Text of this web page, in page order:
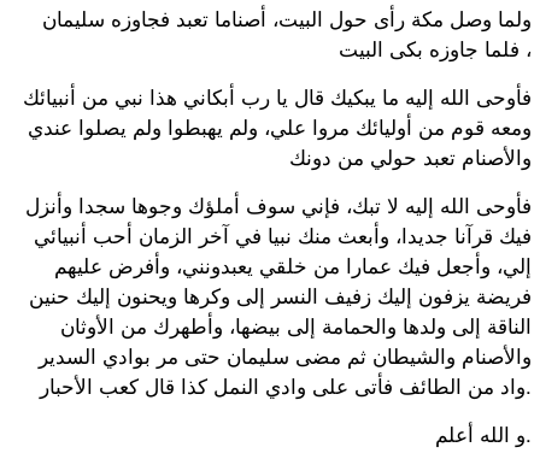
ﻭﻟﻤﺎ ﻭﺻﻞ ﻣﻜﺔ ﺭﺃﻯ ﺣﻮﻝ اﻟﺒﻴﺖ، ﺃﺻﻨﺎﻣﺎ ﺗﻌﺒﺪ ﻓﺠﺎﻭﺯﻩ ﺳﻠﻴﻤﺎﻥ
ﻓﻠﻤﺎ ﺟﺎﻭﺯﻩ ﺑﻜﻰ اﻟﺒﻴﺖ ،
ﻓﺄﻭﺣﻰ اﻟﻠﻪ ﺇﻟﻴﻪ ﻣﺎ ﻳﺒﻜﻴﻚ ﻗﺎﻝ ﻳﺎ ﺭﺏ ﺃﺑﻜﺎﻧﻲ ﻫﺬا ﻧﺒﻲ ﻣﻦ ﺃﻧﺒﻴﺎﺋﻚ
ﻭﻣﻌﻪ ﻗﻮﻡ ﻣﻦ ﺃﻭﻟﻴﺎﺋﻚ ﻣﺮﻭا ﻋﻠﻲ، ﻭﻟﻢ ﻳﻬﺒﻄﻮا ﻭﻟﻢ ﻳﺼﻠﻮا ﻋﻨﺪﻱ
ﻭاﻷﺻﻨﺎﻡ ﺗﻌﺒﺪ ﺣﻮﻟﻲ ﻣﻦ ﺩﻭﻧﻚ
ﻓﺄﻭﺣﻰ اﻟﻠﻪ ﺇﻟﻴﻪ ﻻ ﺗﺒﻚ، ﻓﺈﻧﻲ ﺳﻮﻑ ﺃﻣﻠﺆﻙ ﻭﺟﻮﻫﺎ ﺳﺠﺪا ﻭﺃﻧﺰﻝ
ﻓﻴﻚ ﻗﺮﺁﻧﺎ ﺟﺪﻳﺪا، ﻭﺃﺑﻌﺚ ﻣﻨﻚ ﻧﺒﻴﺎ ﻓﻲ ﺁﺧﺮ اﻟﺰﻣﺎﻥ ﺃﺣﺐ ﺃﻧﺒﻴﺎﺋﻲ
ﺇﻟﻲ، ﻭﺃﺟﻌﻞ ﻓﻴﻚ ﻋﻤﺎﺭا ﻣﻦ ﺧﻠﻘﻲ ﻳﻌﺒﺪﻭﻧﻨﻲ، ﻭﺃﻓﺮﺽ ﻋﻠﻴﻬﻢ
ﻓﺮﻳﻀﺔ ﻳﺰﻓﻮﻥ ﺇﻟﻴﻚ ﺯﻓﻴﻒ اﻟﻨﺴﺮ ﺇﻟﻰ ﻭﻛﺮﻫﺎ ﻭﻳﺤﻨﻮﻥ ﺇﻟﻴﻚ ﺣﻨﻴﻦ
اﻟﻨﺎﻗﺔ ﺇﻟﻰ ﻭﻟﺪﻫﺎ ﻭاﻟﺤﻤﺎﻣﺔ ﺇﻟﻰ ﺑﻴﻀﻬﺎ، ﻭﺃﻃﻬﺮﻙ ﻣﻦ اﻷﻭﺛﺎﻥ
ﻭاﻷﺻﻨﺎﻡ ﻭاﻟﺸﻴﻄﺎﻥ ﺛﻢ ﻣﻀﻰ ﺳﻠﻴﻤﺎﻥ ﺣﺘﻰ ﻣﺮ ﺑﻮاﺩﻱ اﻟﺴﺪﻳﺮ
ﻭاﺩ ﻣﻦ اﻟﻄﺎﺋﻒ ﻓﺄﺗﻰ ﻋﻠﻰ ﻭاﺩﻱ اﻟﻨﻤﻞ ﻛﺬا ﻗﺎﻝ ﻛﻌﺐ اﻷﺣﺒﺎﺭ.
و الله أعلم.